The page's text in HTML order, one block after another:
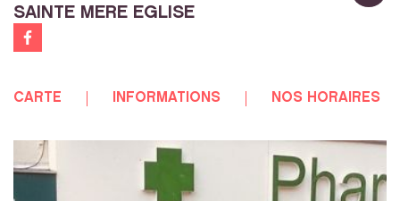
SAINTE MERE EGLISE
CARTE INFORMATIONS NOS HORAIRES